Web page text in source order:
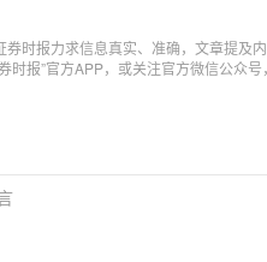
券时报力求信息真实、准确，文章提及
时报”官方APP，或关注官方微信公众